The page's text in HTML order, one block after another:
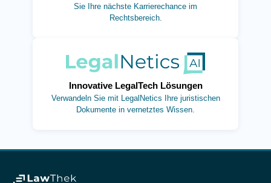
Sie Ihre nächste Karrierechance im
Rechtsbereich.
Innovative LegalTech Lösungen
Verwandeln Sie mit LegalNetics Ihre juristischen
Dokumente in vernetztes Wissen.
(öffnet in neuem Tab)